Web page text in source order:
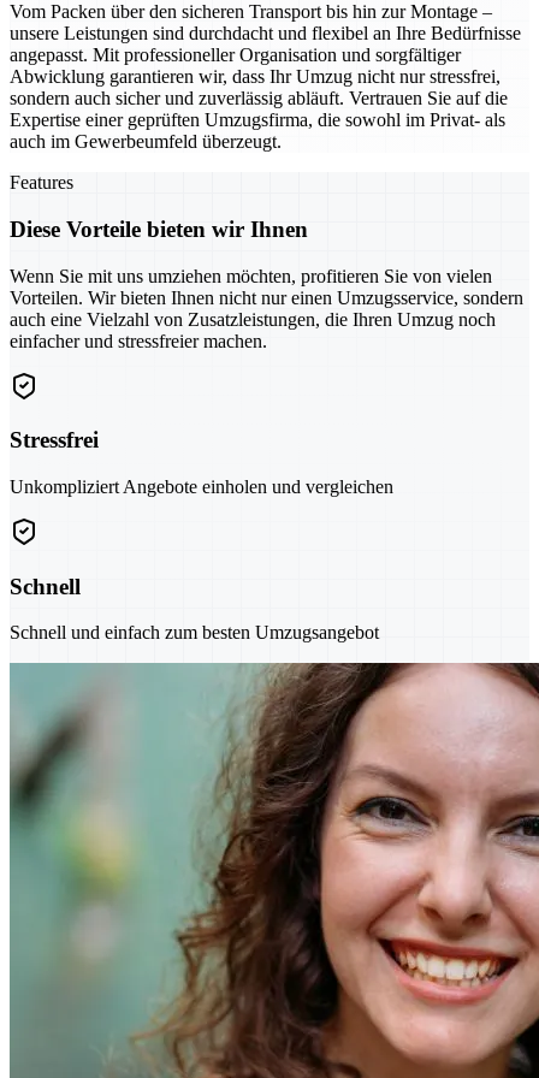
Vom Packen über den sicheren Transport bis hin zur Montage –
unsere Leistungen sind durchdacht und flexibel an Ihre Bedürfnisse
angepasst. Mit professioneller Organisation und sorgfältiger
Abwicklung garantieren wir, dass Ihr Umzug nicht nur stressfrei,
sondern auch sicher und zuverlässig abläuft. Vertrauen Sie auf die
Expertise einer geprüften Umzugsfirma, die sowohl im Privat- als
auch im Gewerbeumfeld überzeugt.
Features
Diese Vorteile bieten wir Ihnen
Wenn Sie mit uns umziehen möchten, profitieren Sie von vielen
Vorteilen. Wir bieten Ihnen nicht nur einen Umzugsservice, sondern
auch eine Vielzahl von Zusatzleistungen, die Ihren Umzug noch
einfacher und stressfreier machen.
Stressfrei
Unkompliziert Angebote einholen und vergleichen
Schnell
Schnell und einfach zum besten Umzugsangebot